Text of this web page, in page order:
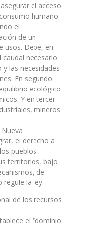
el acceso
humano
el
de un
usos. Debe, en
caudal necesario
las necesidades
En segundo
ecológico
Y en tercer
mineros
el derecho a
pueblos
territorios, bajo
de
regule la ley.
de los recursos
el “dominio